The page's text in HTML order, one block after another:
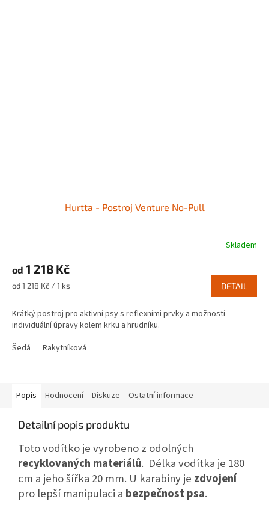
Hurtta - Postroj Venture No-Pull
Skladem
od 1 218 Kč
Měrná
od 1 218 Kč / 1 ks DETAIL
Krátký postroj pro aktivní psy s reflexními prvky a možností
individuální úpravy kolem krku a hrudníku.
Šedá
Rakytníková
Popis Hodnocení Diskuze Ostatní informace
Detailní popis produktu
Toto vodítko je vyrobeno z odolných
recyklovaných materiálů. Délka vodítka je 180
cm a jeho šířka 20 mm. U karabiny je zdvojení
pro lepší manipulaci a bezpečnost psa.